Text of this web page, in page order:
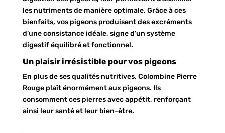
les nutriments de manière optimale. Grâce à ces
bienfaits, vos pigeons produisent des excréments
d’une consistance idéale, signe d’un système
digestif équilibré et fonctionnel.
Un plaisir irrésistible pour vos pigeons
En plus de ses qualités nutritives, Colombine Pierre
Rouge plaît énormément aux pigeons. Ils
consomment ces pierres avec appétit, renforçant
ainsi leur santé et leur bien-être.